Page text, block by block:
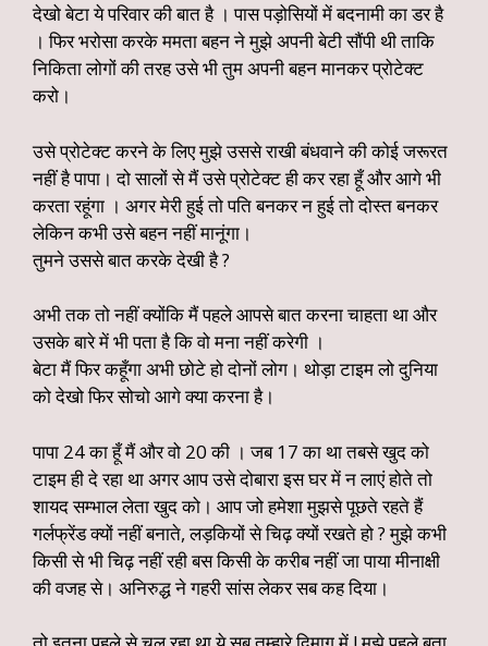
देखो बेटा ये परिवार की बात है । पास पड़ोसियों में बदनामी का डर है
। फिर भरोसा करके ममता बहन ने मुझे अपनी बेटी सौंपी थी ताकि
निकिता लोगों की तरह उसे भी तुम अपनी बहन मानकर प्रोटेक्ट
करो।
उसे प्रोटेक्ट करने के लिए मुझे उससे राखी बंधवाने की कोई जरूरत
नहीं है पापा। दो सालों से मैं उसे प्रोटेक्ट ही कर रहा हूँ और आगे भी
करता रहूंगा । अगर मेरी हुई तो पति बनकर न हुई तो दोस्त बनकर
लेकिन कभी उसे बहन नहीं मानूंगा।
तुमने उससे बात करके देखी है ?
अभी तक तो नहीं क्योंकि मैं पहले आपसे बात करना चाहता था और
उसके बारे में भी पता है कि वो मना नहीं करेगी ।
बेटा मैं फिर कहूँगा अभी छोटे हो दोनों लोग। थोड़ा टाइम लो दुनिया
को देखो फिर सोचो आगे क्या करना है।
पापा 24 का हूँ मैं और वो 20 की । जब 17 का था तबसे खुद को
टाइम ही दे रहा था अगर आप उसे दोबारा इस घर में न लाएं होते तो
शायद सम्भाल लेता खुद को। आप जो हमेशा मुझसे पूछते रहते हैं
गर्लफ्रेंड क्यों नहीं बनाते, लड़कियों से चिढ़ क्यों रखते हो ? मुझे कभी
किसी से भी चिढ़ नहीं रही बस किसी के करीब नहीं जा पाया मीनाक्षी
की वजह से। अनिरुद्ध ने गहरी सांस लेकर सब कह दिया।